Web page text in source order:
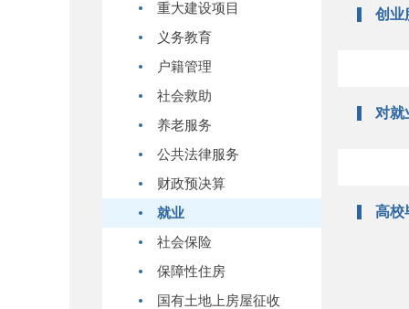
重大建设项目
义务教育
户籍管理
社会救助
养老服务
公共法律服务
财政预决算
就业
社会保险
保障性住房
国有土地上房屋征收
创业
对就
高校